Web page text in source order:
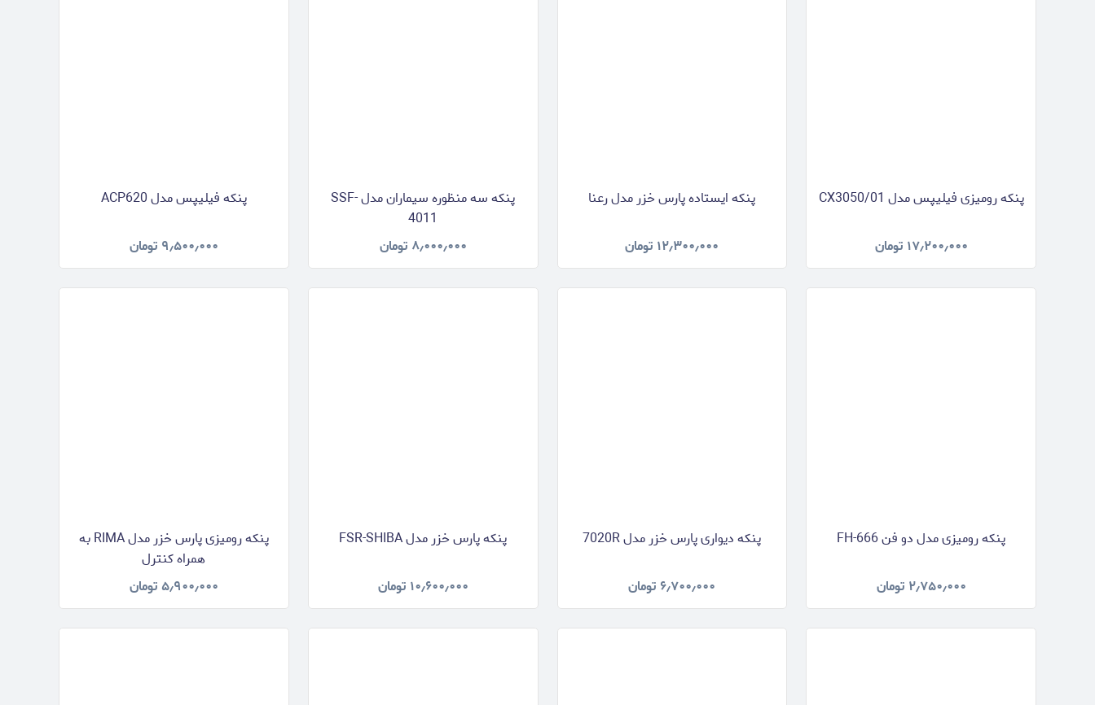
پنکه رومیزی فیلیپس مدل CX3050/01
۱۷٫۲۰۰٫۰۰۰ تومان
پنکه ایستاده پارس خزر مدل رعنا
۱۲٫۳۰۰٫۰۰۰ تومان
پنکه سه منظوره سیماران مدل SSF-
4011
۸٫۰۰۰٫۰۰۰ تومان
پنکه فیلیپس مدل ACP620
۹٫۵۰۰٫۰۰۰ تومان
پنکه رومیزی مدل دو فن FH-666
۲٫۷۵۰٫۰۰۰ تومان
پنکه دیواری پارس خزر مدل 7020R
۶٫۷۰۰٫۰۰۰ تومان
پنکه‌ پار‌س خزر مدل FSR-SHIBA
۱۰٫۶۰۰٫۰۰۰ تومان
پنکه رومیزی پارس خزر مدل RIMA به
همراه کنترل
۵٫۹۰۰٫۰۰۰تومان